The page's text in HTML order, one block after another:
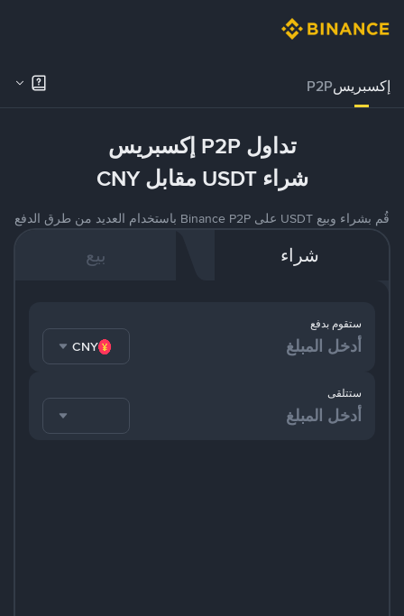
إكسبريسP2P
تداول P2P إكسبريس
شراء USDT مقابل CNY
قُم بشراء وبيع USDT على Binance P2P باستخدام العديد من طرق الدفع
شراء بيع
ستقوم بدفع
CNY
ستتلقى